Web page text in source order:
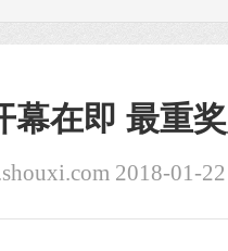
幕在即 最重
2018-01-